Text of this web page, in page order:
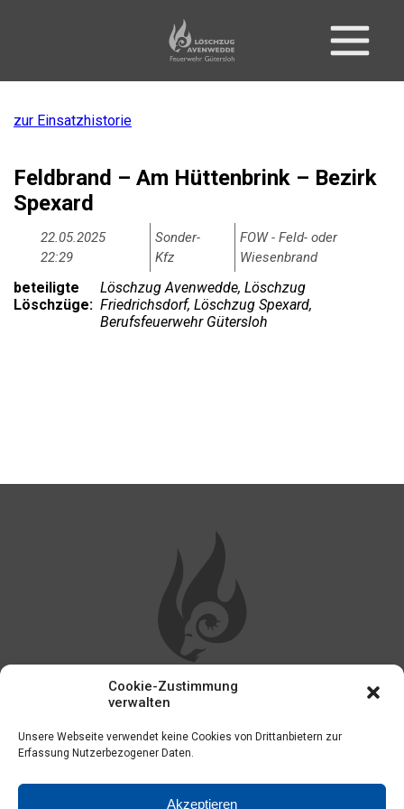
Cookie-Zustimmung
verwalten
Unsere Webseite verwendet keine Cookies von Drittanbietern zur
Erfassung Nutzerbezogener Daten.
Akzeptieren
zur Einsatzhistorie
Feldbrand – Am Hüttenbrink – Bezirk
Spexard
22.05.2025
22:29
Sonder-
Kfz
FOW - Feld- oder
Wiesenbrand
beteiligte
Löschzüge:
Löschzug Avenwedde, Löschzug
Friedrichsdorf, Löschzug Spexard,
Berufsfeuerwehr Gütersloh
WEITERE LINKS
Impressum
Kontakt